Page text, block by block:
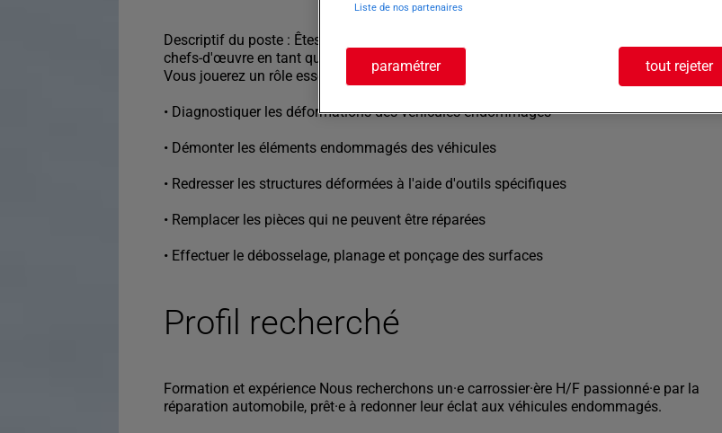
Descriptif du poste : Êtes-vous prêt(e) à transformer des véhicules accidentés en
chefs-d'œuvre en tant que CARROSSIER H/F ?
Vous jouerez un rôle essentiel dans la réparation et la remise en état de véhicules.
• Diagnostiquer les déformations des véhicules endommagés
• Démonter les éléments endommagés des véhicules
• Redresser les structures déformées à l'aide d'outils spécifiques
• Remplacer les pièces qui ne peuvent être réparées
• Effectuer le débosselage, planage et ponçage des surfaces
Profil recherché
Formation et expérience Nous recherchons un·e carrossier·ère H/F passionné·e par la
réparation automobile, prêt·e à redonner leur éclat aux véhicules endommagés.
Liste de nos partenaires
paramétrer tout rejeter